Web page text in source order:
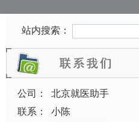
站内搜索：
公司：
北京就医助手
联系：
小陈